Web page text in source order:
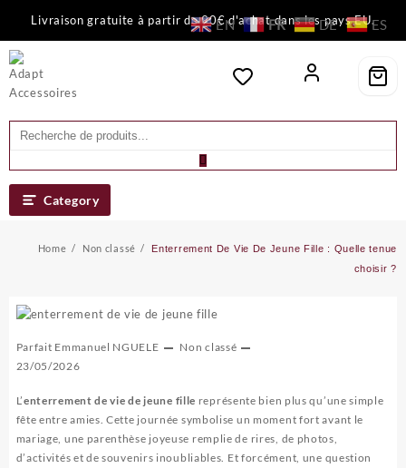
Livraison gratuite à partir de 90€ d'achat dans les pays EU.
Category
Home Non classé
Enterrement De Vie De Jeune Fille : Quelle tenue
choisir ?
Parfait Emmanuel NGUELE
Non classé
23/05/2026
L’enterrement de vie de jeune fille représente bien plus qu’une simple
fête entre amies. Cette journée symbolise un moment fort avant le
mariage, une parenthèse joyeuse remplie de rires, de photos,
d’activités et de souvenirs inoubliables. Et forcément, une question
EN FR DE ES